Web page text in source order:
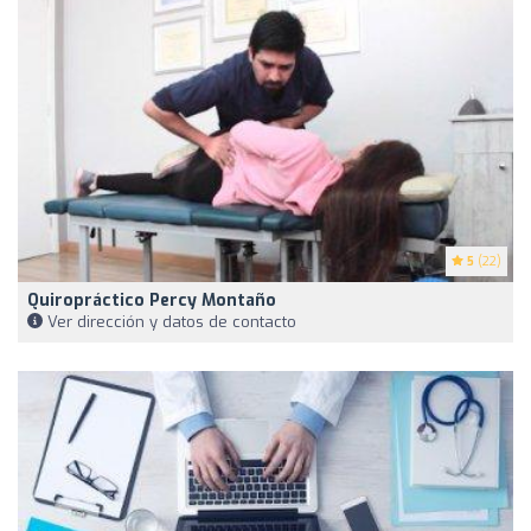
5 (22)
Quiropráctico Percy Montaño
Ver dirección y datos de contacto